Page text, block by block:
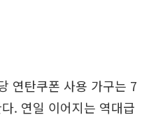
연탄쿠폰 사용 가구는 7
. 연일 이어지는 역대급